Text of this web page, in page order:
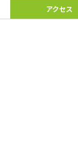
アクセス